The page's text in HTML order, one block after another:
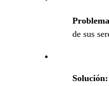
de sus
Solución: